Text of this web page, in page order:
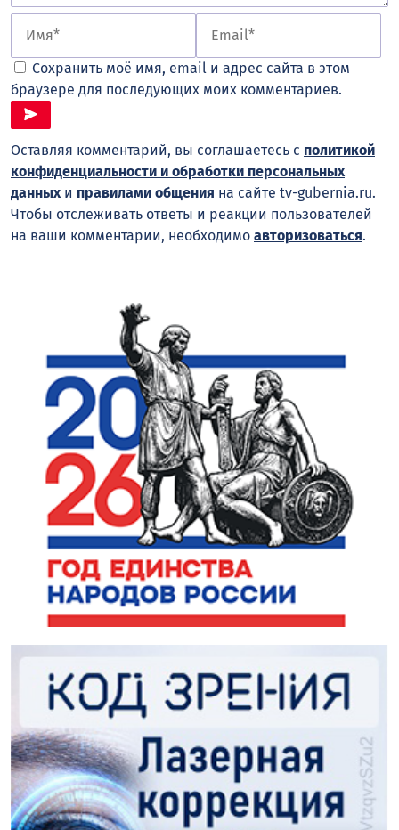
Сохранить моё имя, email и адрес сайта в этом
браузере для последующих моих комментариев.
Оставляя комментарий, вы соглашаетесь с политикой
конфиденциальности и обработки персональных
данныхи правилами общения на сайте tv-gubernia.ru.
Чтобы отслеживать ответы и реакции пользователей
на ваши комментарии, необходимо авторизоваться.